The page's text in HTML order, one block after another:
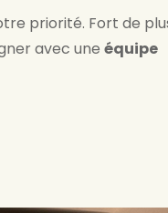
priorité. Fort de
avec une équipe